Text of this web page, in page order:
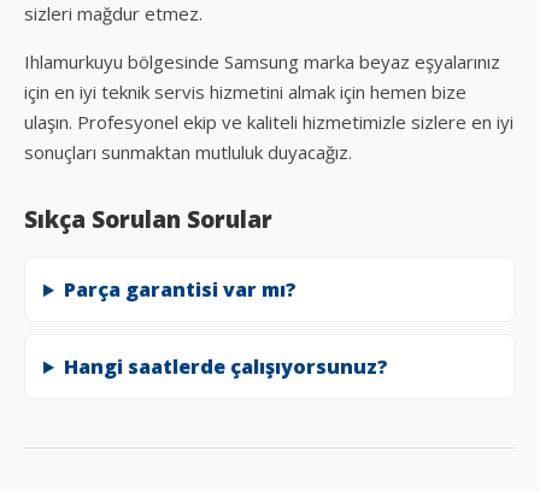
sizleri mağdur etmez.
Ihlamurkuyu bölgesinde Samsung marka beyaz eşyalarınız
için en iyi teknik servis hizmetini almak için hemen bize
ulaşın. Profesyonel ekip ve kaliteli hizmetimizle sizlere en iyi
sonuçları sunmaktan mutluluk duyacağız.
Sıkça Sorulan Sorular
Parça garantisi var mı?
Hangi saatlerde çalışıyorsunuz?